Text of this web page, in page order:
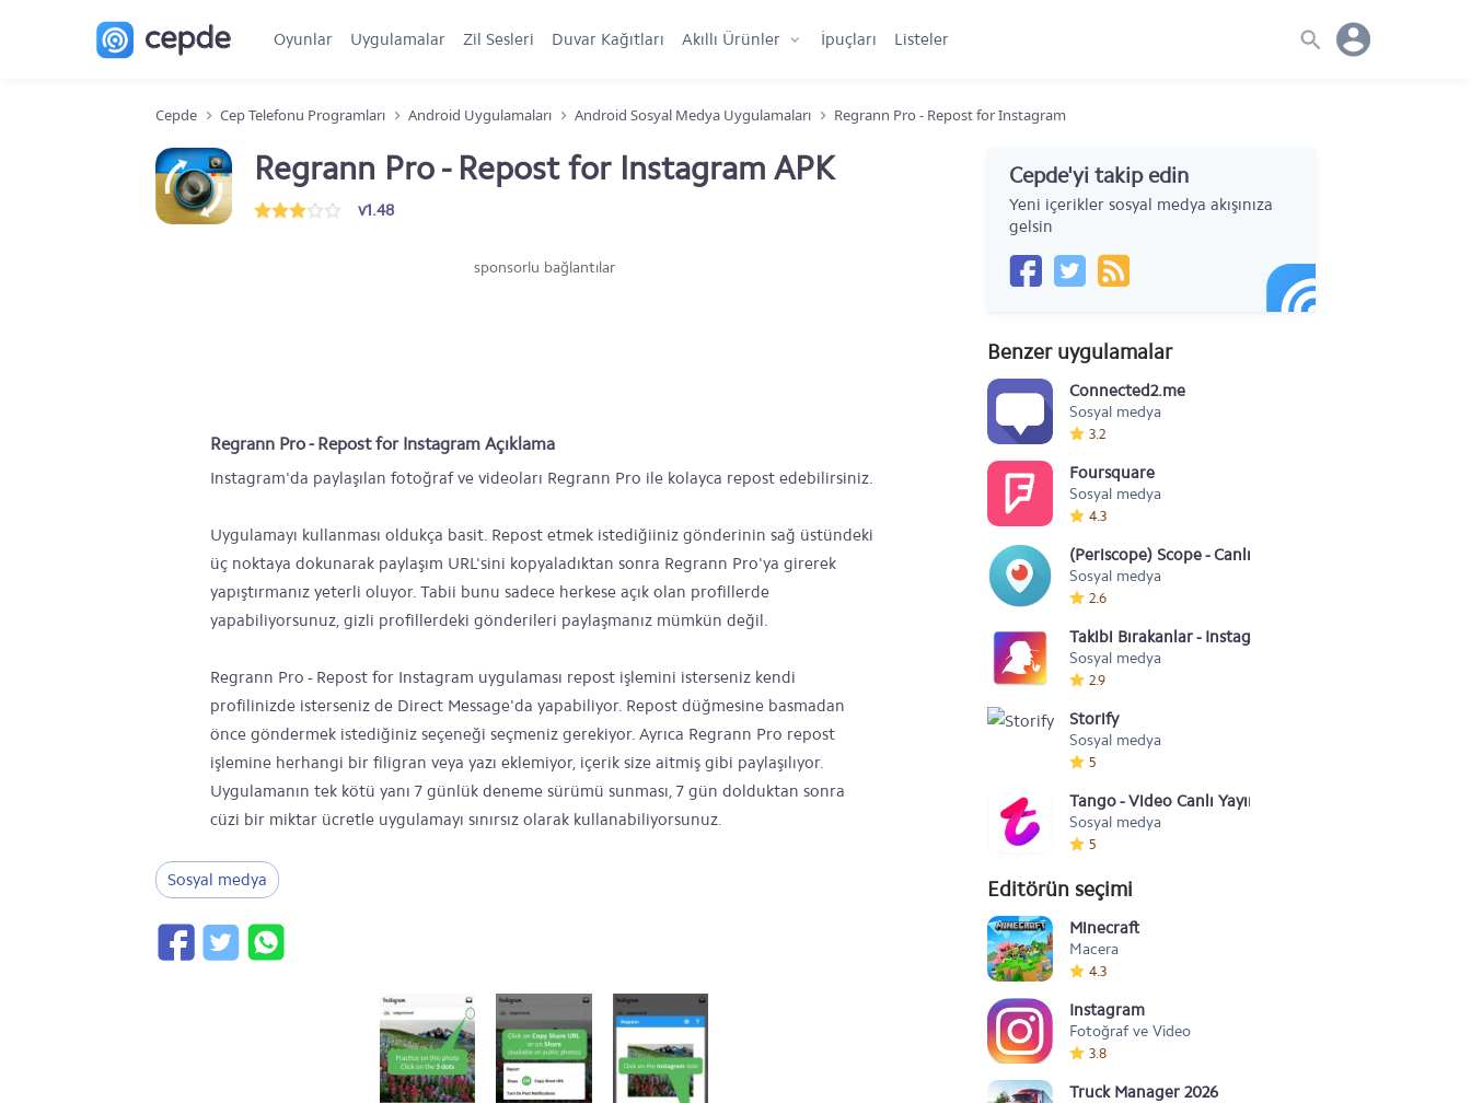
Oyunlar Uygulamalar Zil Sesleri Duvar Kağıtları Akıllı Ürünler İpuçları Listeler
Cepde Cep Telefonu Programları Android Uygulamaları Android Sosyal Medya Uygulamaları Regrann Pro - Repost for Instagram
Regrann Pro - Repost for Instagram APK
v1.48
sponsorlu bağlantılar
Regrann Pro - Repost for Instagram Açıklama
Instagram'da paylaşılan fotoğraf ve videoları Regrann Pro ile kolayca repost edebilirsiniz.
Uygulamayı kullanması oldukça basit. Repost etmek istediğiiniz gönderinin sağ üstündeki
üç noktaya dokunarak paylaşım URL'sini kopyaladıktan sonra Regrann Pro'ya girerek
yapıştırmanız yeterli oluyor. Tabii bunu sadece herkese açık olan profillerde
yapabiliyorsunuz, gizli profillerdeki gönderileri paylaşmanız mümkün değil.
Regrann Pro - Repost for Instagram uygulaması repost işlemini isterseniz kendi
profilinizde isterseniz de Direct Message'da yapabiliyor. Repost düğmesine basmadan
önce göndermek istediğiniz seçeneği seçmeniz gerekiyor. Ayrıca Regrann Pro repost
işlemine herhangi bir filigran veya yazı eklemiyor, içerik size aitmiş gibi paylaşılıyor.
Uygulamanın tek kötü yanı 7 günlük deneme sürümü sunması, 7 gün dolduktan sonra
cüzi bir miktar ücretle uygulamayı sınırsız olarak kullanabiliyorsunuz.
Sosyal medya
Cepde'yi takip edin
Yeni içerikler sosyal medya akışınıza
gelsin
Benzer uygulamalar
Connected2.me
Sosyal medya
3.2
Foursquare
Sosyal medya
4.3
(Periscope) Scope - Canlı Video
Sosyal medya
2.6
Takibi Bırakanlar - Instagram
Sosyal medya
2.9
Storify
Sosyal medya
5
Tango - Video Canlı Yayın İzle
Sosyal medya
5
Editörün seçimi
Minecraft
Macera
4.3
Instagram
Fotoğraf ve Video
3.8
Truck Manager 2026